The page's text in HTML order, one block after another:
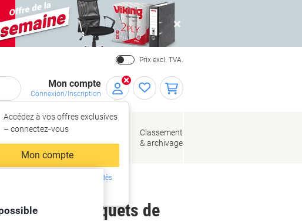
Close
Prix excl. TVA.
Mon compte
Connexion/Inscription
Accédez à vos offres exclusives
– connectez‑vous
Mon compte
Inscrivez-vous dès
Papier,
enveloppes
&
emballage
de bureau
Classement
& archivage
CIE 5 Paquets de